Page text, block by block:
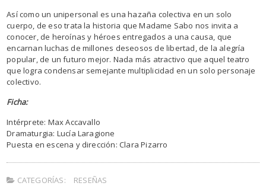
Así como un unipersonal es una hazaña colectiva en un solo
cuerpo, de eso trata la historia que Madame Sabo nos invita a
conocer, de heroínas y héroes entregados a una causa, que
encarnan luchas de millones deseosos de libertad, de la alegría
popular, de un futuro mejor. Nada más atractivo que aquel teatro
que logra condensar semejante multiplicidad en un solo personaje
colectivo.
Ficha:
Intérprete: Max Accavallo
Dramaturgia: Lucía Laragione
Puesta en escena y dirección: Clara Pizarro
CATEGORÍAS: RESEÑAS